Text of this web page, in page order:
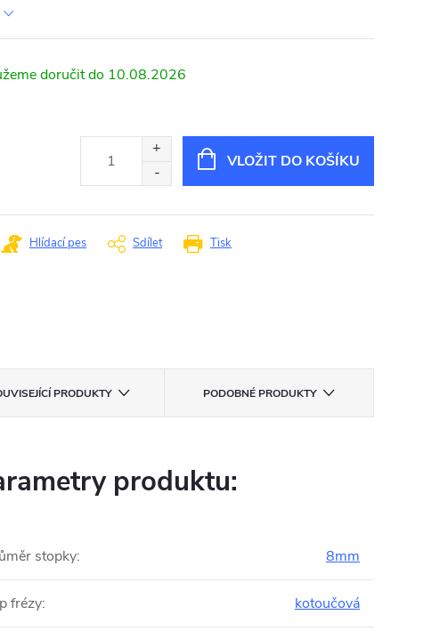
10.08.2026
VLOŽIT DO KOŠÍKU
Tisk
Hlídací pes Sdílet
PRODUKTY PODOBNÉ PRODUKTY
produktu:
stopky: 8mm
frézy: kotoučová